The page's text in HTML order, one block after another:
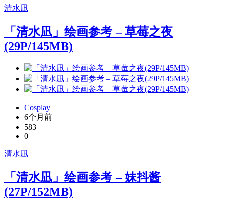
清水凪
「清水凪」绘画参考 – 草莓之夜
(29P/145MB)
Cosplay
6个月前
583
0
清水凪
「清水凪」绘画参考 – 妹抖酱
(27P/152MB)